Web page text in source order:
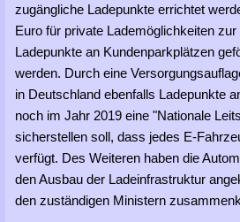
zugängliche Ladepunkte errichtet
Euro für private Lademöglichkeiten
Ladepunkte an Kundenparkplätzen
werden. Durch eine
in Deutschland ebenfalls Ladepunkte
noch im Jahr 2019 eine "Nationale
sicherstellen soll, dass jedes E-
verfügt. Des Weiteren haben die
den Ausbau der Ladeinfrastruktur
den zuständigen Ministern